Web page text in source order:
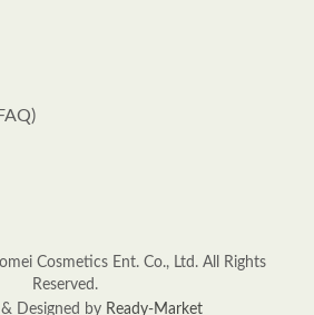
Cosmetics Ent. Co., Ltd. All Rights
Reserved.
Designed by Ready-Market